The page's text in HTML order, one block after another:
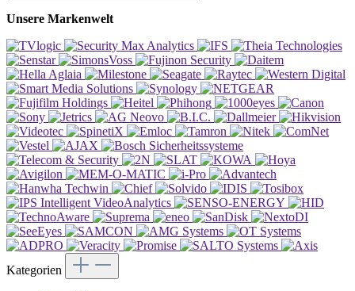
Unsere Markenwelt
Kategorien